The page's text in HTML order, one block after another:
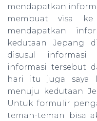
mendapatkan
membuat visa ke
mendapatkan
kedutaan Jepang
disusul informasi
informasi tersebut
hari itu juga saya
menuju kedutaan
Untuk formulir
teman-teman bisa